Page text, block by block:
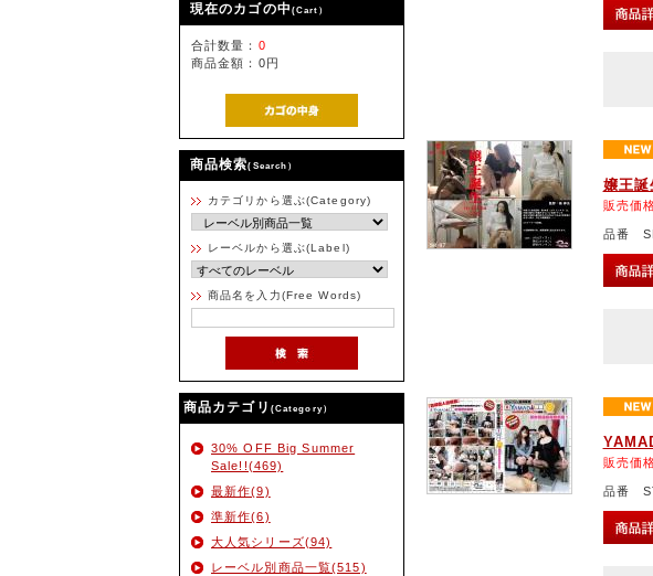
現在のカゴの中 (Cart）
合計数量： 0
商品金額： 0円
商品検索(Search）
カテゴリから選ぶ(Category)
レーベルから選ぶ(Label)
商品名を入力(Free Words)
商品カテゴリ (Category）
30% OFF Big Summer
Sale!!(469)
最新作(9)
準新作(6)
大人気シリーズ(94)
レーベル別商品一覧(515)
嬢王
販売価
品番
販売価
品番